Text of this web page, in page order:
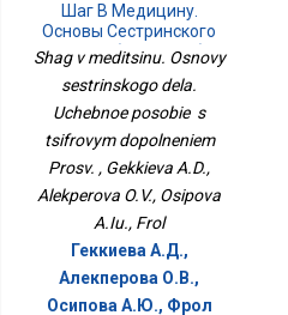
Шаг В Медицину.
Основы Сестринского
Дела. Учебное Пособие
Дополнением Просв.
Shag v meditsinu. Osnovy
sestrinskogo dela.
Uchebnoe posobie s
tsifrovym dopolneniem
Prosv. , Gekkieva A.D.,
Alekperova O.V., Osipova
A.Iu., Frol
Геккиева А.Д.,
Алекперова О.В.,
Осипова А.Ю., Фрол